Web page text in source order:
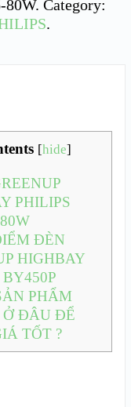
80W. Category:
.
[hide]
PHILIPS
ĐÈN
HIGHBAY
PHẨM
Ở ĐÂU ĐỂ
TỐT ?